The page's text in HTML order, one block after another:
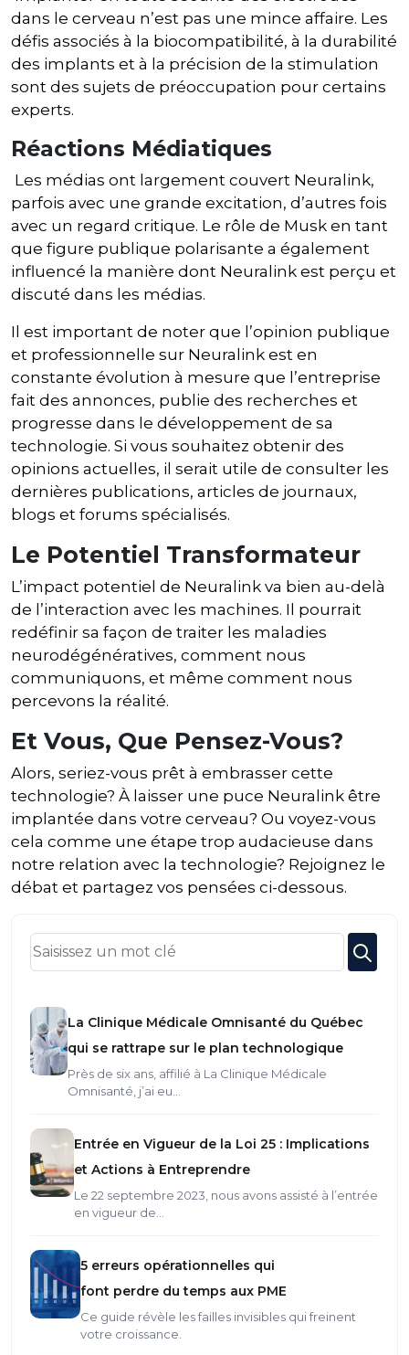
dans le cerveau n’est pas une mince affaire. Les
défis associés à la biocompatibilité, à la durabilité
des implants et à la précision de la stimulation
sont des sujets de préoccupation pour certains
experts.
Réactions Médiatiques
Les médias ont largement couvert Neuralink,
parfois avec une grande excitation, d’autres fois
avec un regard critique. Le rôle de Musk en tant
que figure publique polarisante a également
influencé la manière dont Neuralink est perçu et
discuté dans les médias.
Il est important de noter que l’opinion publique
et professionnelle sur Neuralink est en
constante évolution à mesure que l’entreprise
fait des annonces, publie des recherches et
progresse dans le développement de sa
technologie. Si vous souhaitez obtenir des
opinions actuelles, il serait utile de consulter les
dernières publications, articles de journaux,
blogs et forums spécialisés.
Le Potentiel Transformateur
L’impact potentiel de Neuralink va bien au-delà
de l’interaction avec les machines. Il pourrait
redéfinir sa façon de traiter les maladies
neurodégénératives, comment nous
communiquons, et même comment nous
percevons la réalité.
Et Vous, Que Pensez-Vous?
Alors, seriez-vous prêt à embrasser cette
technologie? À laisser une puce Neuralink être
implantée dans votre cerveau? Ou voyez-vous
cela comme une étape trop audacieuse dans
notre relation avec la technologie? Rejoignez le
débat et partagez vos pensées ci-dessous.
La Clinique Médicale Omnisanté du Québec
qui se rattrape sur le plan technologique
Près de six ans, affilié à La Clinique Médicale
Omnisanté, j’ai eu…
Entrée en Vigueur de la Loi 25 : Implications
et Actions à Entreprendre
Le 22 septembre 2023, nous avons assisté à l’entrée
en vigueur de…
5 erreurs opérationnelles qui
font perdre du temps aux PME
Ce guide révèle les failles invisibles qui freinent
votre croissance.